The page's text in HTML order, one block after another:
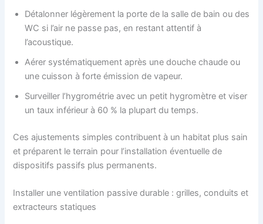
Détalonner légèrement la porte de la salle de bain ou des
WC si l’air ne passe pas, en restant attentif à
l’acoustique.
Aérer systématiquement après une douche chaude ou
une cuisson à forte émission de vapeur.
Surveiller l’hygrométrie avec un petit hygromètre et viser
un taux inférieur à 60 % la plupart du temps.
Ces ajustements simples contribuent à un habitat plus sain
et préparent le terrain pour l’installation éventuelle de
dispositifs passifs plus permanents.
Installer une ventilation passive durable : grilles, conduits et
extracteurs statiques